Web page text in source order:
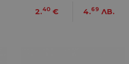
2.40 € 4.69 ЛВ.